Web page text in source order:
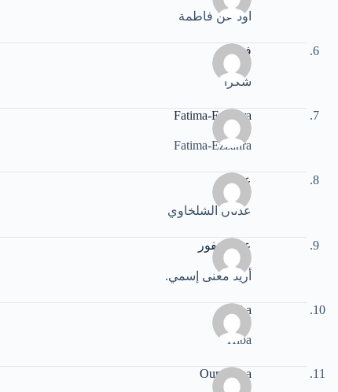
اود عن فاطمة
فهيمة
شكرا
Fatima-Ezzahra
Fatima-Ezzahra
عدنان
عدنان الشلخاوي
عبد الغفور
أريد معنى إسمي.
hiba
Hiba
Oumayma